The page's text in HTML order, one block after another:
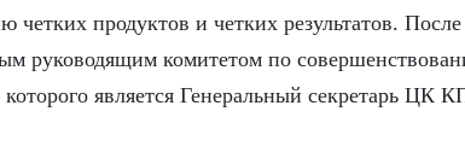
четких продуктов и четких результатов.
руководящим комитетом по
является Генеральный секретарь ЦК